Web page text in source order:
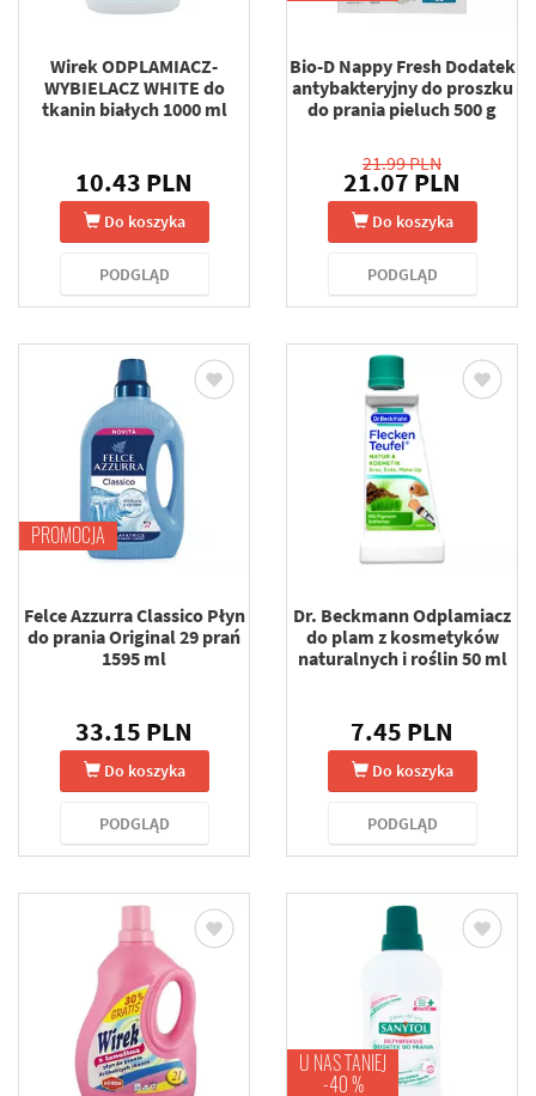
Wirek ODPLAMIACZ-
WYBIELACZ WHITE do
tkanin białych 1000 ml
10.43 PLN
Do koszyka
PODGLĄD
Bio-D Nappy Fresh Dodatek
antybakteryjny do proszku
do prania pieluch 500 g
21.99 PLN
21.07 PLN
Do koszyka
PODGLĄD
PROMOCJA
Felce Azzurra Classico Płyn
do prania Original 29 prań
1595 ml
33.15 PLN
Do koszyka
PODGLĄD
Dr. Beckmann Odplamiacz
do plam z kosmetyków
naturalnych i roślin 50 ml
7.45 PLN
Do koszyka
PODGLĄD
U NAS TANIEJ
-40 %